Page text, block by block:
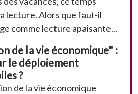
lecture. Alors que faut-il
comme lecture apaisante...
de la vie économique" :
le déploiement
?
de la vie économique